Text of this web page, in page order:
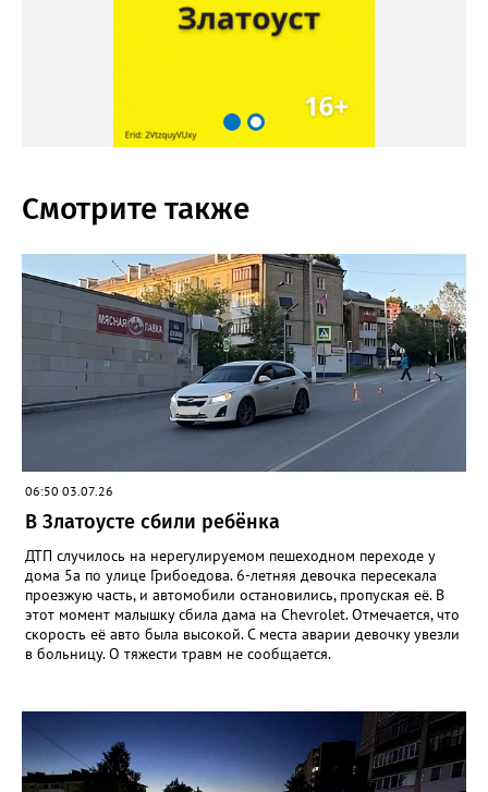
Смотрите также
06:50 03.07.26
В Златоусте сбили ребёнка
ДТП случилось на нерегулируемом пешеходном переходе у
дома 5а по улице Грибоедова. 6-летняя девочка пересекала
проезжую часть, и автомобили остановились, пропуская её. В
этот момент малышку сбила дама на Chevrolet. Отмечается, что
скорость её авто была высокой. С места аварии девочку увезли
в больницу. О тяжести травм не сообщается.